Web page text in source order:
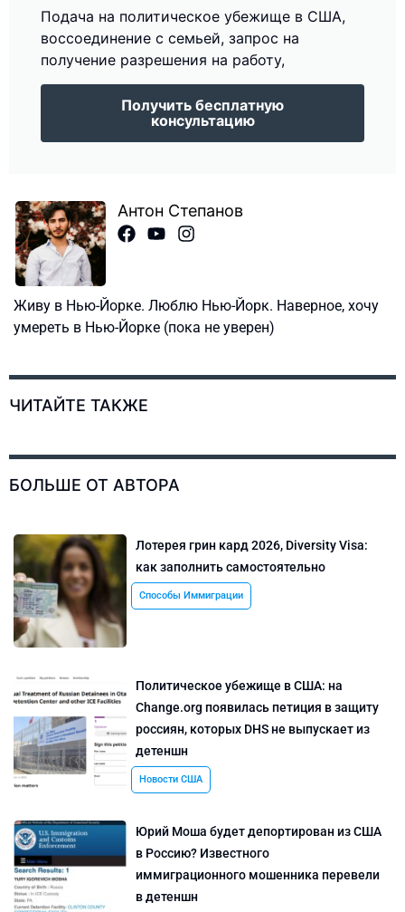
Подача на политическое убежище в США,
воссоединение с семьей, запрос на
получение разрешения на работу,
Получить бесплатную
консультацию
Антон Степанов
Живу в Нью-Йорке. Люблю Нью-Йорк. Наверное, хочу
умереть в Нью-Йорке (пока не уверен)
ЧИТАЙТЕ ТАКЖЕ
БОЛЬШЕ ОТ АВТОРА
Лотерея грин кард 2026, Diversity Visa:
как заполнить самостоятельно
Способы Иммиграции
Политическое убежище в США: на
Change.org появилась петиция в защиту
россиян, которых DHS не выпускает из
детеншн
Новости США
Юрий Моша будет депортирован из США
в Россию? Известного
иммиграционного мошенника перевели
в детеншн